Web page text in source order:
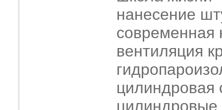
нанесение
современная
вентиляция
цилиндровая